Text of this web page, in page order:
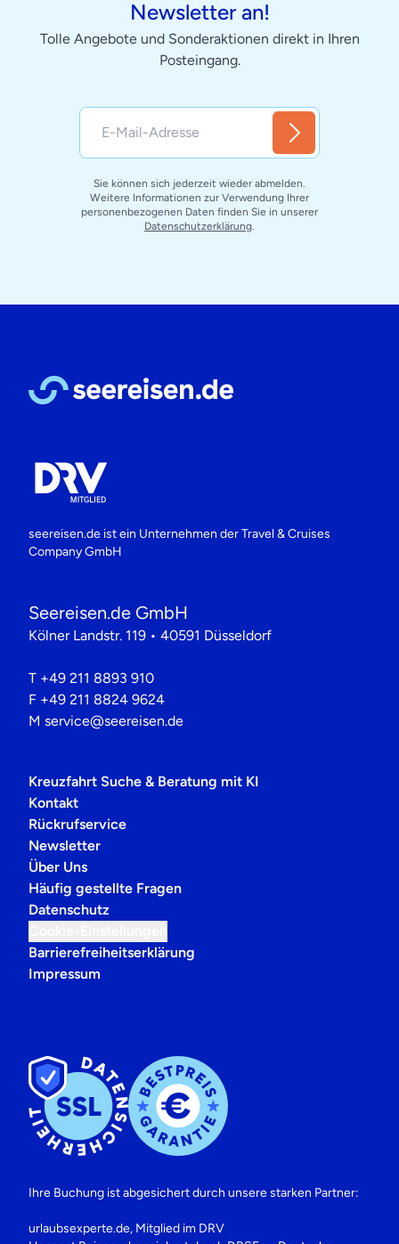
Newsletter an!
Tolle Angebote und Sonderaktionen direkt in Ihren
Posteingang.
Sie können sich jederzeit wieder abmelden.
Weitere Informationen zur Verwendung Ihrer
personenbezogenen Daten finden Sie in unserer
Datenschutzerklärung.
seereisen.de ist ein Unternehmen derTravel & Cruises
Company GmbH
Seereisen.de GmbH
Kölner Landstr. 119 • 40591 Düsseldorf
T +49 211 8893 910
F +49 211 8824 9624
M service@seereisen.de
Kreuzfahrt Suche & Beratung mit KI
Kontakt
Rückrufservice
Newsletter
Über Uns
Häufig gestellte Fragen
Datenschutz
Barrierefreiheitserklärung
Impressum
Ihre Buchung ist abgesichert durch unsere starken Partner:
urlaubsexperte.de, Mitglied im DRV